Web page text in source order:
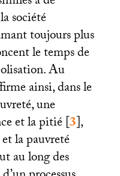
société
toujours plus
le temps de
Au
ainsi, dans le
une
et la pitié[3],
la pauvreté
au long des